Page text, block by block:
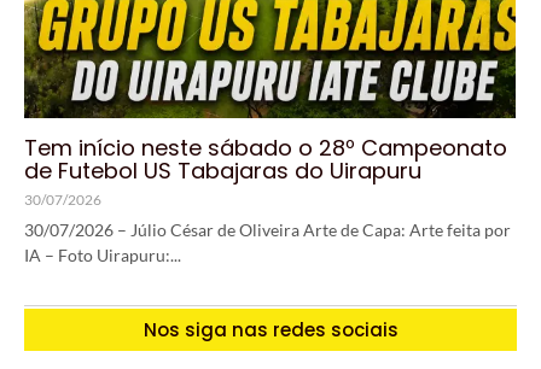
Tem início neste sábado o 28º Campeonato
de Futebol US Tabajaras do Uirapuru
30/07/2026
30/07/2026 – Júlio César de Oliveira Arte de Capa: Arte feita por
IA – Foto Uirapuru:...
Nos siga nas redes sociais